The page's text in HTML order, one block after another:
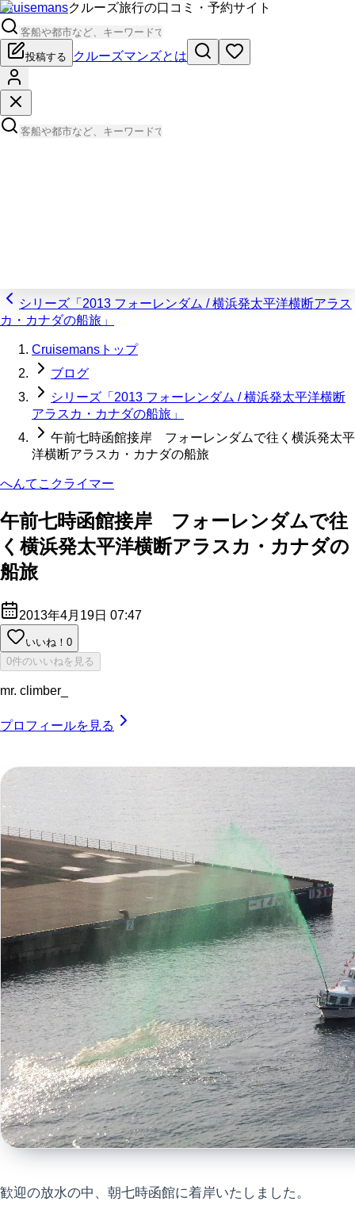
Cruisemansクルーズ旅行の口コミ・予約サイト
投稿する クルーズマンズとは
シリーズ「2013 フォーレンダム / 横浜発太平洋横断アラス
カ・カナダの船旅」
Cruisemansトップ
ブログ
シリーズ「2013 フォーレンダム / 横浜発太平洋横断
アラスカ・カナダの船旅」
午前七時函館接岸 フォーレンダムで往く横浜発太平
洋横断アラスカ・カナダの船旅
へんてこクライマー
午前七時函館接岸 フォーレンダムで往
く横浜発太平洋横断アラスカ・カナダの
船旅
2013年4月19日 07:47
いいね！ 0
0件のいいねを見る
mr. climber_
プロフィールを見る
歓迎の放水の中、朝七時函館に着岸いたしました。